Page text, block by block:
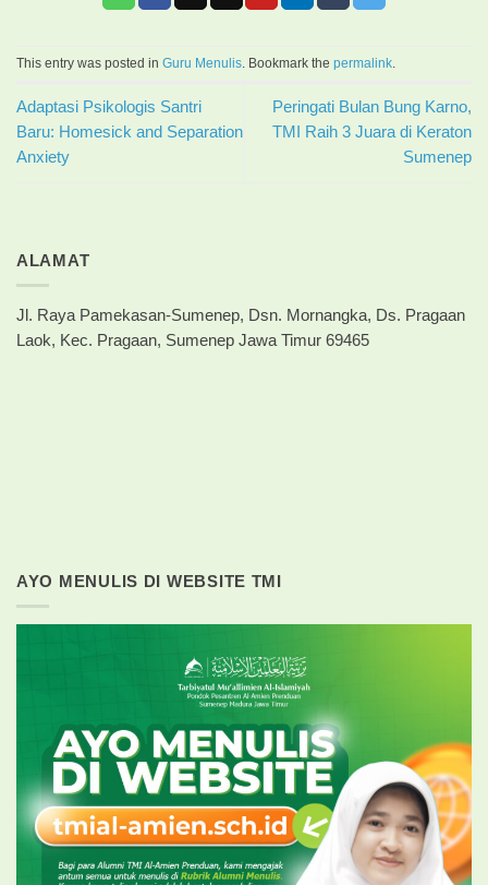
This entry was posted in Guru Menulis . Bookmark the permalink
Adaptasi Psikologis Santri
Baru: Homesick and Separation
Anxiety
Peringati Bulan Bung Karno,
TMI Raih 3 Juara di Keraton
Sumenep
ALAMAT
Jl. Raya Pamekasan-Sumenep, Dsn. Mornangka, Ds. Pragaan
Laok, Kec. Pragaan, Sumenep Jawa Timur 69465
AYO MENULIS DI WEBSITE TMI